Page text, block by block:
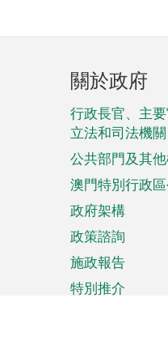
頁
腳
菜
單
關於政府
行政長官、主要
立法和司法機關
公共部門及其
澳門特別行政
政府架構
政策諮詢
施政報告
特別推介